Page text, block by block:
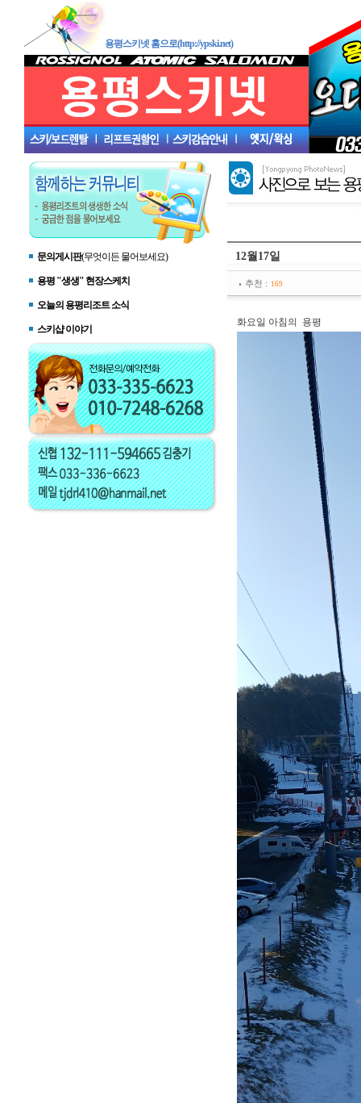
용평스키넷 홈으로(http://ypski.net)
문의게시판(무엇이든 물어보세요)
용평 "생생" 현장스케치
오늘의 용평리조트 소식
스키샵 이야기
12월17일
추천 : 169
화요일 아침의 용평